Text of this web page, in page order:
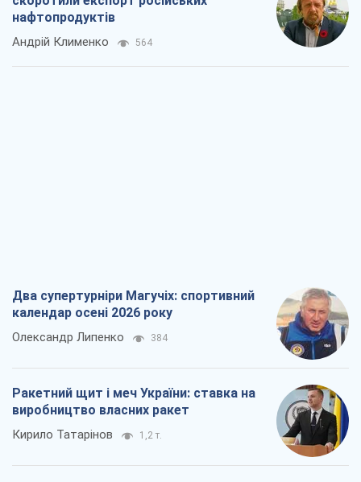
нафтопродуктів
Андрій Клименко 564
Два супертурніри Магучіх: спортивний
календар осені 2026 року
Олександр Липенко 384
Ракетний щит і меч України: ставка на
виробництво власних ракет
Кирило Татарінов 1,2 т.